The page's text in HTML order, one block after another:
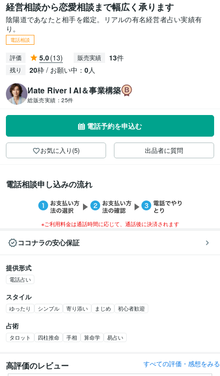
経営相談から恋愛相談まで幅広く承ります
陰陽道であなたと相手を鑑定。リアルの有名経営者占い実績有
り。
電話相談
評価 5.0(13) 販売実績 13件
残り 20枠 / お願い中： 0人
Иate River Ι AI＆事業構築
総販売実績： 25件
電話予約を申込む
お気に入り(5) 出品者に質問
電話相談申し込みの流れ
※ご利用料金は通話時間に応じて、通話後に決済されます
ココナラの安心保証
提供形式
電話占い
スタイル
ゆったり シンプル 寄り添い まじめ 初心者歓迎
占術
タロット 四柱推命 手相 算命学 易占い
高評価のレビュー すべての評価・感想をみる